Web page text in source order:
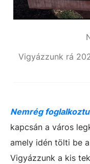
Vigyázzunk rá
Nemrég
kapcsán a város
amely idén tölti be
Vigyázzunk a kis